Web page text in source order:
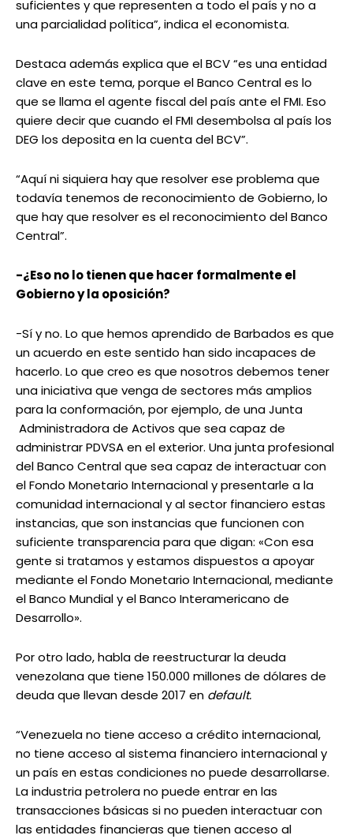
suficientes y que representen a todo el país y no a
una parcialidad política”, indica el economista.
Destaca además explica que el BCV “es una entidad
clave en este tema, porque el Banco Central es lo
que se llama el agente fiscal del país ante el FMI. Eso
quiere decir que cuando el FMI desembolsa al país los
DEG los deposita en la cuenta del BCV”.
“Aquí ni siquiera hay que resolver ese problema que
todavía tenemos de reconocimiento de Gobierno, lo
que hay que resolver es el reconocimiento del Banco
Central”.
-¿Eso no lo tienen que hacer formalmente el
Gobierno y la oposición?
-Sí y no. Lo que hemos aprendido de Barbados es que
un acuerdo en este sentido han sido incapaces de
hacerlo. Lo que creo es que nosotros debemos tener
una iniciativa que venga de sectores más amplios
para la conformación, por ejemplo, de una Junta
Administradora de Activos que sea capaz de
administrar PDVSA en el exterior. Una junta profesional
del Banco Central que sea capaz de interactuar con
el Fondo Monetario Internacional y presentarle a la
comunidad internacional y al sector financiero estas
instancias, que son instancias que funcionen con
suficiente transparencia para que digan: «Con esa
gente si tratamos y estamos dispuestos a apoyar
mediante el Fondo Monetario Internacional, mediante
el Banco Mundial y el Banco Interamericano de
Desarrollo».
Por otro lado, habla de reestructurar la deuda
venezolana que tiene 150.000 millones de dólares de
deuda que llevan desde 2017 en default.
“Venezuela no tiene acceso a crédito internacional,
no tiene acceso al sistema financiero internacional y
un país en estas condiciones no puede desarrollarse.
La industria petrolera no puede entrar en las
transacciones básicas si no pueden interactuar con
las entidades financieras que tienen acceso al